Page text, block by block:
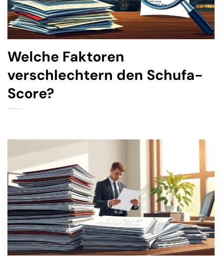
Welche Faktoren
verschlechtern den Schufa-
Score?